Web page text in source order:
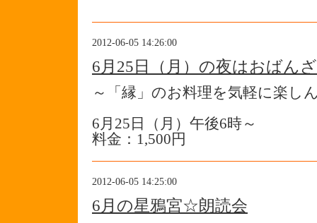
2012-06-05 14:26:00
6月25日（月）の夜はおばん
～「縁」のお料理を気軽に楽し
6月25日（月）午後6時～
料金：1,500円
2012-06-05 14:25:00
6月の星鴉宮☆朗読会